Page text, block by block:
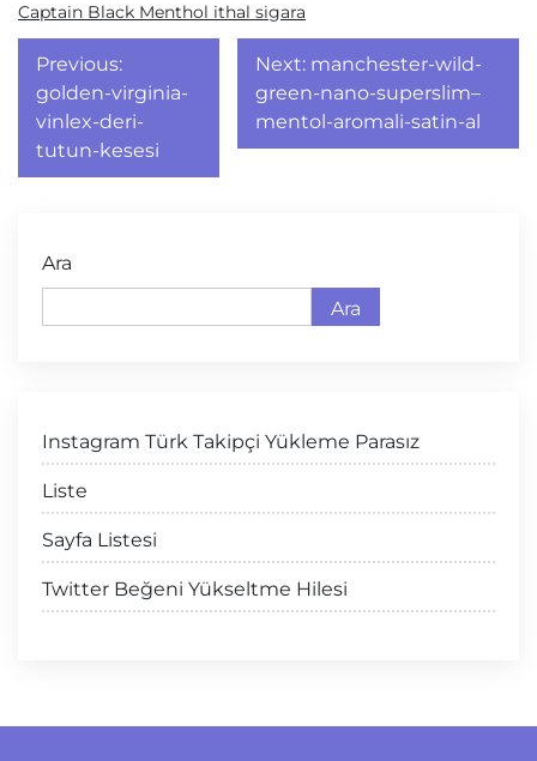
Captain Black Menthol ithal sigara
Yazı
gezinmesi
Previous:
golden-virginia-
vinlex-deri-
tutun-kesesi
Next: manchester-wild-
green-nano-superslim–
mentol-aromali-satin-al
Ara
Ara
Instagram Türk Takipçi Yükleme Parasız
Liste
Sayfa Listesi
Twitter Beğeni Yükseltme Hilesi